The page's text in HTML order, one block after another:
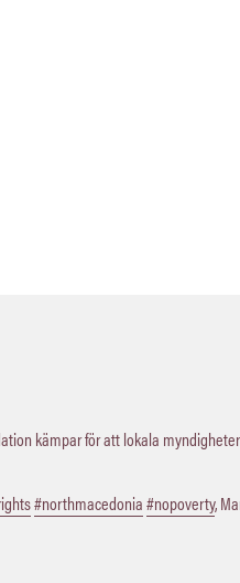
kämpar för att lokala
#northmacedonia#nopoverty,